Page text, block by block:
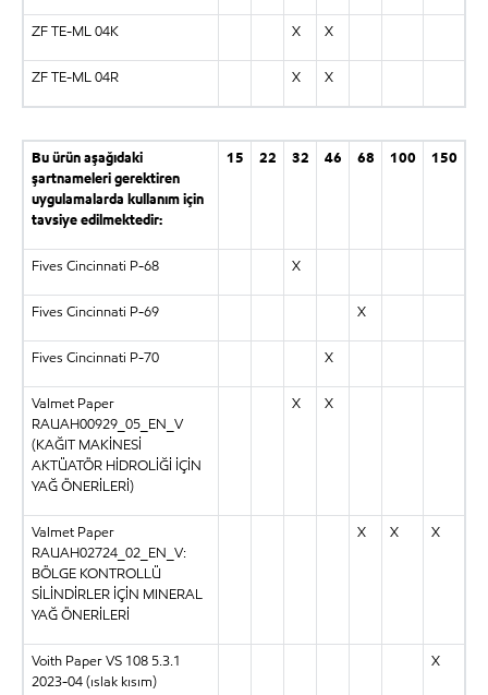
ZF TE-ML 04K X X
ZF TE-ML 04R X X
Bu ürün aşağıdaki
şartnameleri gerektiren
uygulamalarda kullanım için
tavsiye edilmektedir:
15 22 32 46 68 100 150
Fives Cincinnati P-68 X
Fives Cincinnati P-69 X
Fives Cincinnati P-70 X
Valmet Paper
RAUAH00929_05_EN_V
(KAĞIT MAKİNESİ
AKTÜATÖR HİDROLİĞİ İÇİN
YAĞ ÖNERİLERİ)
X X
Valmet Paper
RAUAH02724_02_EN_V:
BÖLGE KONTROLLÜ
SİLİNDİRLER İÇİN MINERAL
YAĞ ÖNERİLERİ
X X X
Voith Paper VS 108 5.3.1
2023-04 (ıslak kısım)
X